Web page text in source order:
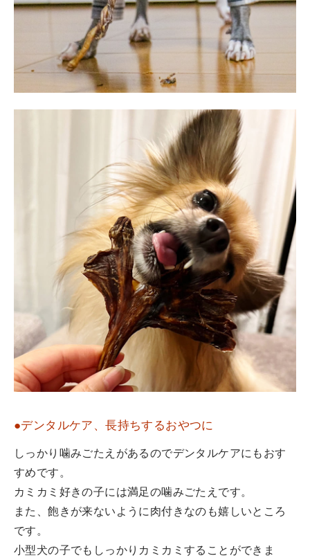
●デンタルケア、長持ちするおやつに
しっかり噛みごたえがあるのでデンタルケアにもおす
すめです。
カミカミ好きの子には満足の噛みごたえです。
また、飽きが来ないように肉付きなのも嬉しいところ
です。
小型犬の子でもしっかりカミカミすることができま